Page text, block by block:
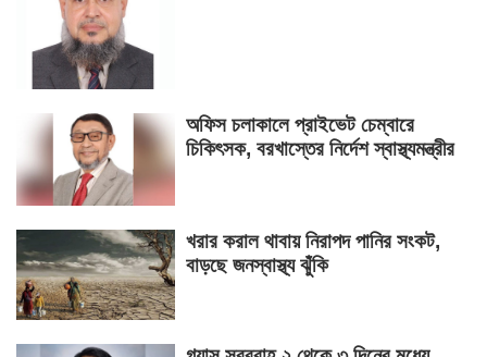
অফিস চলাকালে প্রাইভেট চেম্বারে
চিকিৎসক, বরখাস্তের নির্দেশ স্বাস্থ্যমন্ত্রীর
খরার করাল থাবায় নিরাপদ পানির সংকট,
বাড়ছে জনস্বাস্থ্য ঝুঁকি